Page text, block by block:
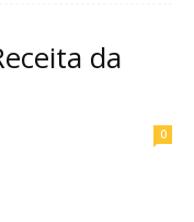
da
0